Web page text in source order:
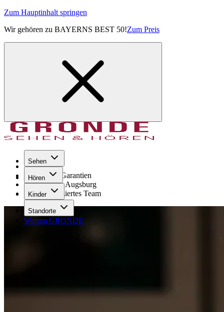
Zum Hauptinhalt springen
Wir gehören zu BAYERNS BEST 50!Zum Preis
Sehen
Hören
Kinder
Standorte
Warum GRONDE
Seit 1971
GRONDE Garantien
8× im Raum Augsburg
Hochqualifiziertes Team